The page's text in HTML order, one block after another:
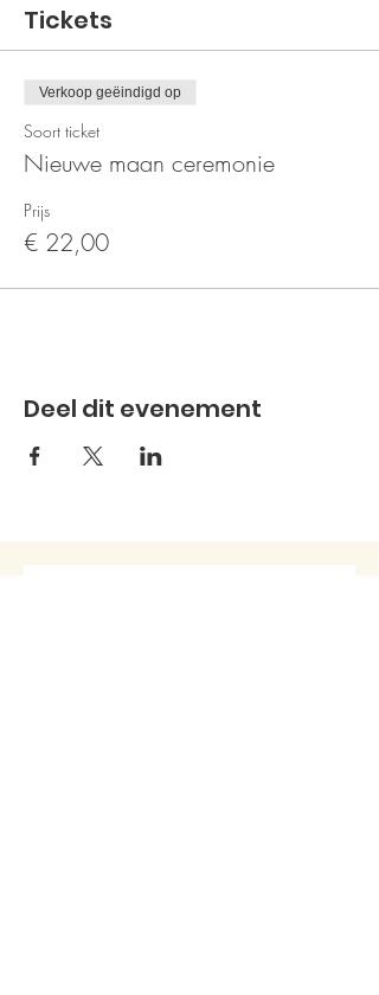
plannen, inzichten en liefde.
magische spirituele cirkel.
Praktische tips hiervoor zie bij 'Ceremonies'
onder 'Groepen'.
Tickets
Verkoop geëindigd op
Soort ticket
Nieuwe maan ceremonie
Prijs
€ 22,00
Deel dit evenement